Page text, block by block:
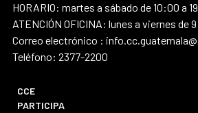
HORARIO: martes a sábado de 10:00 a
ATENCIÓN OFICINA: lunes a viernes de
Correo electrónico :
Teléfono: 2377-2200
CCE
PARTICIPA